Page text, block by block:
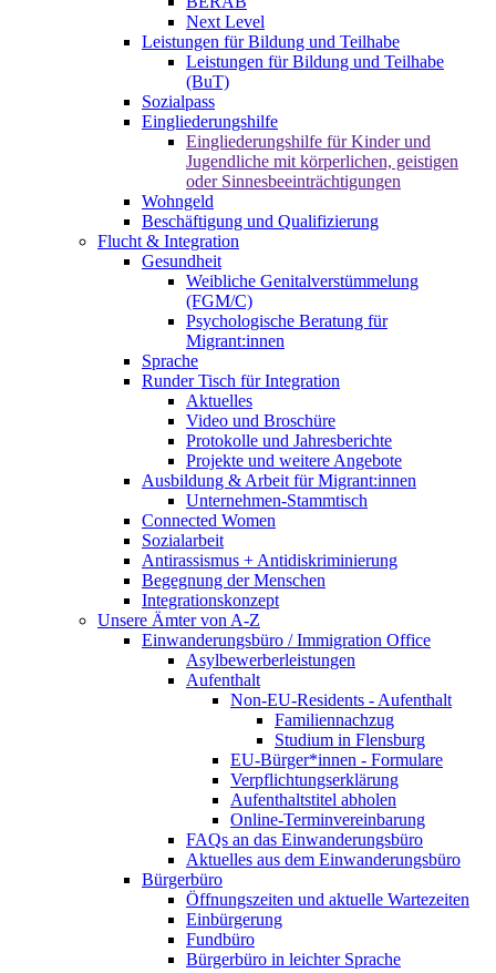
Next Level
Leistungen für Bildung und Teilhabe
Leistungen für Bildung und Teilhabe
(BuT)
Sozialpass
Eingliederungshilfe
Eingliederungshilfe für Kinder und
Jugendliche mit körperlichen, geistigen
oder Sinnesbeeinträchtigungen
Wohngeld
Beschäftigung und Qualifizierung
Flucht & Integration
Gesundheit
Weibliche Genitalverstümmelung
(FGM/C)
Psychologische Beratung für
Migrant:innen
Sprache
Runder Tisch für Integration
Aktuelles
Video und Broschüre
Protokolle und Jahresberichte
Projekte und weitere Angebote
Ausbildung & Arbeit für Migrant:innen
Unternehmen-Stammtisch
Connected Women
Sozialarbeit
Antirassismus + Antidiskriminierung
Begegnung der Menschen
Integrationskonzept
Unsere Ämter von A-Z
Einwanderungsbüro / Immigration Office
Asylbewerberleistungen
Aufenthalt
Non-EU-Residents - Aufenthalt
Familiennachzug
Studium in Flensburg
EU-Bürger*innen - Formulare
Verpflichtungserklärung
Aufenthaltstitel abholen
Online-Terminvereinbarung
FAQs an das Einwanderungsbüro
Aktuelles aus dem Einwanderungsbüro
Bürgerbüro
Öffnungszeiten und aktuelle Wartezeiten
Einbürgerung
Fundbüro
Bürgerbüro in leichter Sprache